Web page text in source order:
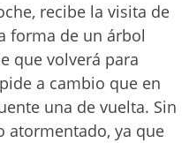
recibe la visita de
forma de un árbol
que volverá para
a cambio que en
una de vuelta. Sin
atormentado, ya que